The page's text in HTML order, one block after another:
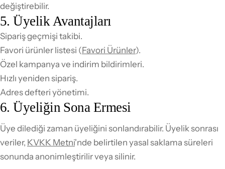
değiştirebilir.
5. Üyelik Avantajları
Sipariş geçmişi takibi.
Favori ürünler listesi (Favori Ürünler).
Özel kampanya ve indirim bildirimleri.
Hızlı yeniden sipariş.
Adres defteri yönetimi.
6. Üyeliğin Sona Ermesi
Üye dilediği zaman üyeliğini sonlandırabilir. Üyelik sonrası
veriler, KVKK Metni'nde belirtilen yasal saklama süreleri
sonunda anonimleştirilir veya silinir.